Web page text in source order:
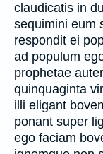
claudicatis in
sequimini eum
respondit ei
ad populum
prophetae
quinquaginta
illi eligant
ponant super
ego faciam